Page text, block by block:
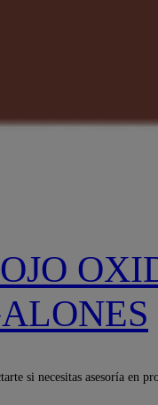
si necesitas asesoría en